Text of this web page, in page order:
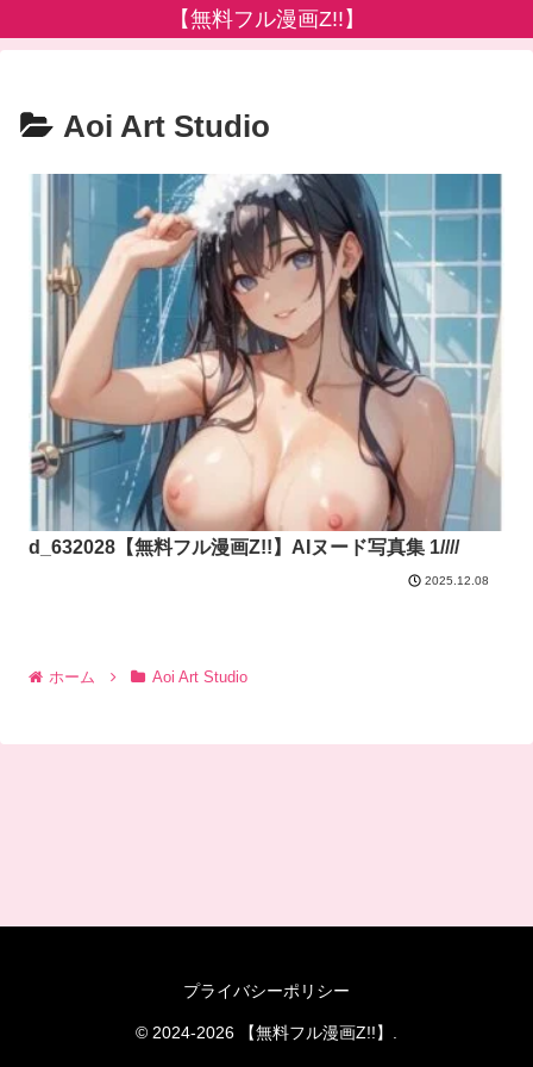
【無料フル漫画Z!!】
Aoi Art Studio
d_632028【無料フル漫画Z!!】AIヌード写真集 1////
2025.12.08
ホーム Aoi Art Studio
プライバシーポリシー
© 2024-2026 【無料フル漫画Z!!】.